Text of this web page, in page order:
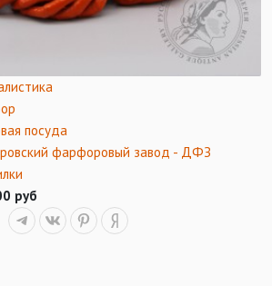
посуда
фарфоровый завод - ДФЗ
руб